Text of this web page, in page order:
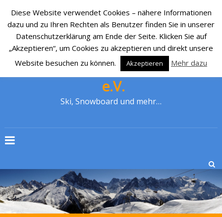
SKI-CLUB CRONENBERG 1929
e.V.
Ski, Snowboard und mehr…
Diese Website verwendet Cookies – nähere Informationen
dazu und zu Ihren Rechten als Benutzer finden Sie in unserer
Datenschutzerklärung am Ende der Seite. Klicken Sie auf
„Akzeptieren“, um Cookies zu akzeptieren und direkt unsere
Website besuchen zu können.
Akzeptieren Mehr dazu